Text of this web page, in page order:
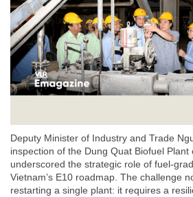
Deputy Minister of Industry and Trade
inspection of the Dung Quat Biofuel Plant
underscored the strategic role of fuel-
Vietnam’s E10 roadmap. The challenge
restarting a single plant: it requires a